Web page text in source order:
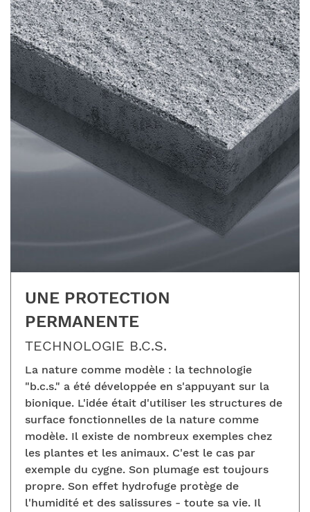
UNE PROTECTION
PERMANENTE
TECHNOLOGIE B.C.S.
La nature comme modèle : la technologie
"b.c.s." a été développée en s'appuyant sur la
bionique. L'idée était d'utiliser les structures de
surface fonctionnelles de la nature comme
modèle. Il existe de nombreux exemples chez
les plantes et les animaux. C'est le cas par
exemple du cygne. Son plumage est toujours
propre. Son effet hydrofuge protège de
l'humidité et des salissures - toute sa vie. Il